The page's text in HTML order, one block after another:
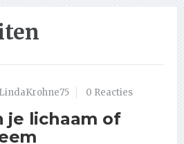
0 Reacties
je lichaam of